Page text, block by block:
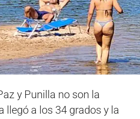
y Punilla no son la
llegó a los 34 grados y la